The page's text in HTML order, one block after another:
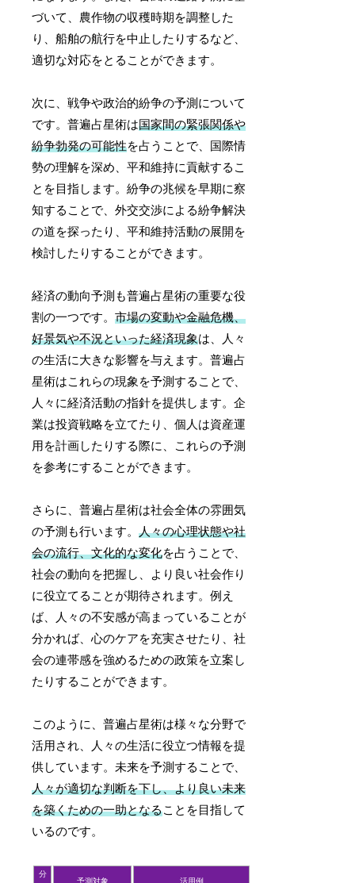
づいて、農作物の収穫時期を調整した
り、船舶の航行を中止したりするなど、
適切な対応をとることができます。
次に、戦争や政治的紛争の予測について
です。普遍占星術は国家間の緊張関係や
紛争勃発の可能性を占うことで、国際情
勢の理解を深め、平和維持に貢献するこ
とを目指します。紛争の兆候を早期に察
知することで、外交交渉による紛争解決
の道を探ったり、平和維持活動の展開を
検討したりすることができます。
経済の動向予測も普遍占星術の重要な役
割の一つです。市場の変動や金融危機、
好景気や不況といった経済現象は、人々
の生活に大きな影響を与えます。普遍占
星術はこれらの現象を予測することで、
人々に経済活動の指針を提供します。企
業は投資戦略を立てたり、個人は資産運
用を計画したりする際に、これらの予測
を参考にすることができます。
さらに、普遍占星術は社会全体の雰囲気
の予測も行います。人々の心理状態や社
会の流行、文化的な変化を占うことで、
社会の動向を把握し、より良い社会作り
に役立てることが期待されます。例え
ば、人々の不安感が高まっていることが
分かれば、心のケアを充実させたり、社
会の連帯感を強めるための政策を立案し
たりすることができます。
このように、普遍占星術は様々な分野で
活用され、人々の生活に役立つ情報を提
供しています。未来を予測することで、
人々が適切な判断を下し、より良い未来
を築くための一助となることを目指して
いるのです。
分
予測対象 活用例